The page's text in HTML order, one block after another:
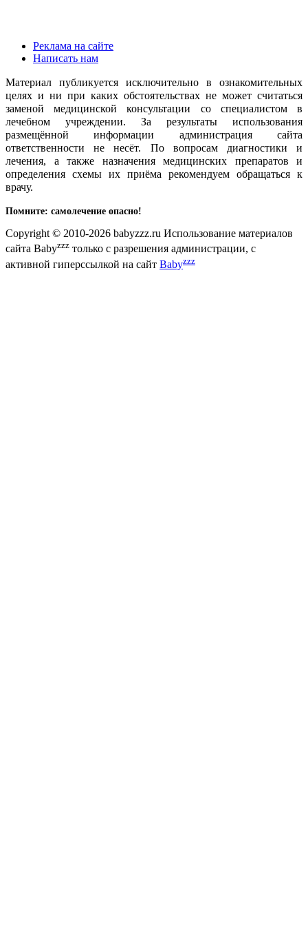
Реклама на сайте
Написать нам
Материал публикуется исключительно в ознакомительных
целях и ни при каких обстоятельствах не может считаться
заменой медицинской консультации со специалистом в
лечебном учреждении. За результаты использования
размещённой информации администрация сайта
ответственности не несёт. По вопросам диагностики и
лечения, а также назначения медицинских препаратов и
определения схемы их приёма рекомендуем обращаться к
врачу.
Помните: самолечение опасно!
Copyright © 2010-2026 babyzzz.ru Использование материалов
сайта Babyzzz только с разрешения администрации, с
активной гиперссылкой на сайт Babyzzz